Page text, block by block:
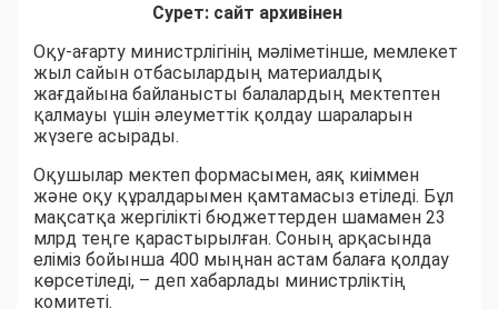
Сурет: сайт архивінен
Оқу-ағарту министрлігінің мәліметінше, мемлекет
жыл сайын отбасылардың материалдық
жағдайына байланысты балалардың мектептен
қалмауы үшін әлеуметтік қолдау шараларын
жүзеге асырады.
Оқушылар мектеп формасымен, аяқ киіммен
және оқу құралдарымен қамтамасыз етіледі. Бұл
мақсатқа жергілікті бюджеттерден шамамен 23
млрд теңге қарастырылған. Соның арқасында
еліміз бойынша 400 мыңнан астам балаға қолдау
көрсетіледі, – деп хабарлады министрліктің
комитеті.